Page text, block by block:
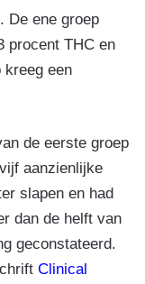
De ene groep
procent THC en
kreeg een
de eerste groep
aanzienlijke
slapen en had
dan de helft van
geconstateerd.
Clinical